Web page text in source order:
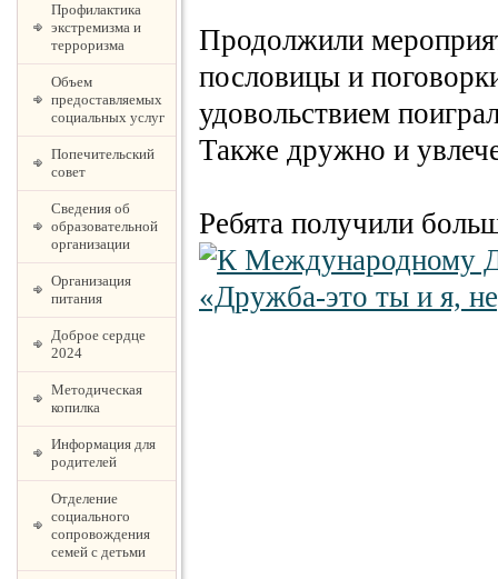
Профилактика
экстремизма и
терроризма
Объем
предоставляемых
социальных услуг
Попечительский
совет
Сведения об
образовательной
организации
Организация
питания
Доброе сердце
2024
Методическая
копилка
Информация для
родителей
Отделение
социального
сопровождения
семей с детьми
Продолжили
пословицы и
удовольствием
Также дружно и
Ребята получили